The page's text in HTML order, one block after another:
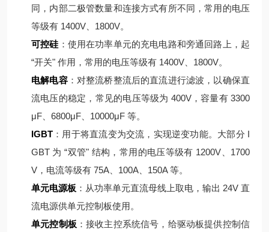
同，内部二极管数量和连接方式有所不同，常用的电压
等级有 1400V、1800V。
可控硅 ：使用在功率单元的充电电路和旁通回路上，起
“开关" 作用，常用的电压等级有 1400V、1800V。
电解电容：对整流桥整流后的直流进行滤波，以确保直
流电压的稳定，常见的电压等级为 400V，容量有 3300
μF、6800μF、10000μF 等。
IGBT ：用于将直流变为交流，实现逆变功能。大部分 I
GBT 为 “双管" 结构，常用的电压等级有 1200V、1700
V，电流等级有 75A、100A、150A 等。
单元电源板 ：从功率单元直流母线上取电，输出 24V 直
流电源供单元控制板使用。
单元控制板 ：接收主控系统信号，给驱动板提供控制信